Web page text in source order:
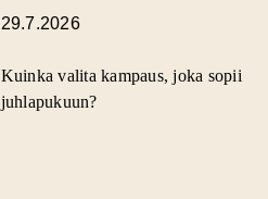
29.7.2026
Kuinka valita kampaus, joka sopii
juhlapukuun?